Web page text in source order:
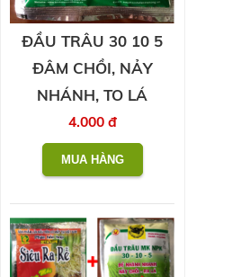
ĐẦU TRÂU 30 10 5
ĐÂM CHỒI, NẢY
NHÁNH, TO LÁ
4.000 đ